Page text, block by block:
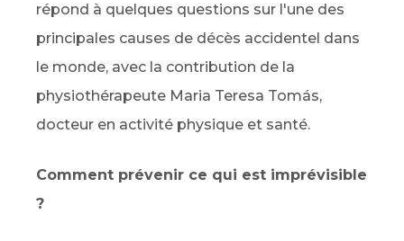
répond à quelques questions sur l'une des
principales causes de décès accidentel dans
le monde, avec la contribution de la
physiothérapeute Maria Teresa Tomás,
docteur en activité physique et santé.
Comment prévenir ce qui est imprévisible
?